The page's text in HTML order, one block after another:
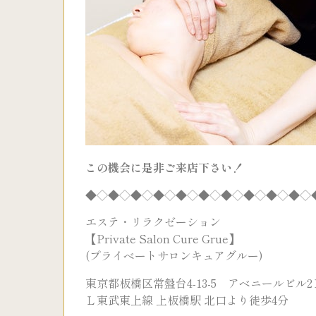
この機会に是非ご来店下さい！
エステ・リラクゼーション
【Private Salon Cure Grue】
(プライベートサロンキュアグルー)
東京都板橋区常盤台4-13-5 アベニールビル2
Ｌ東武東上線 上板橋駅 北口より徒歩4分